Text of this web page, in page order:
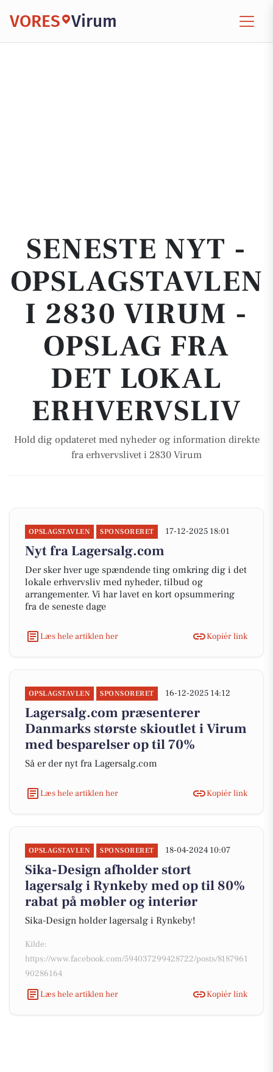
VORES Virum
SENESTE NYT -
OPSLAGSTAVLEN
I 2830 VIRUM -
OPSLAG FRA
DET LOKAL
ERHVERVSLIV
Hold dig opdateret med nyheder og information direkte
fra erhvervslivet i 2830 Virum
OPSLAGSTAVLEN SPONSORERET 17-12-2025 18:01
Nyt fra Lagersalg.com
Der sker hver uge spændende ting omkring dig i det
lokale erhvervsliv med nyheder, tilbud og
arrangementer. Vi har lavet en kort opsummering
fra de seneste dage
Læs hele artiklen her Kopiér link
OPSLAGSTAVLEN SPONSORERET 16-12-2025 14:12
Lagersalg.com præsenterer
Danmarks største skioutlet i Virum
med besparelser op til 70%
Så er der nyt fra Lagersalg.com
Læs hele artiklen her Kopiér link
OPSLAGSTAVLEN SPONSORERET 18-04-2024 10:07
Sika-Design afholder stort
lagersalg i Rynkeby med op til 80%
rabat på møbler og interiør
Sika-Design holder lagersalg i Rynkeby!
Kilde:
https://www.facebook.com/594037299428722/posts/8187961
90286164
Læs hele artiklen her
Kopiér link